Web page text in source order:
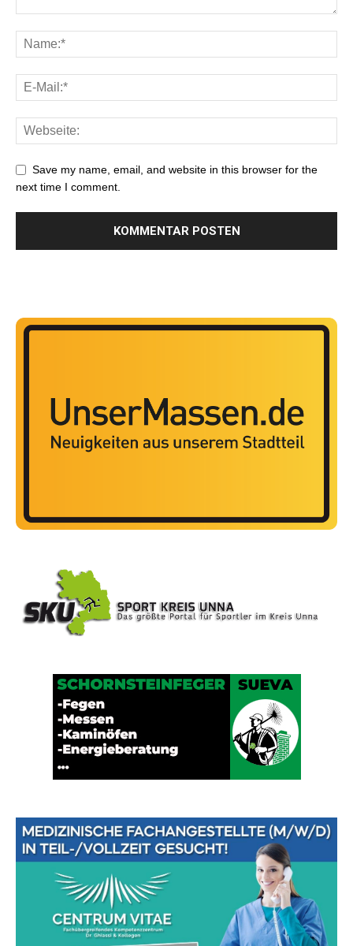
Save my name, email, and website in this browser for the
next time I comment.